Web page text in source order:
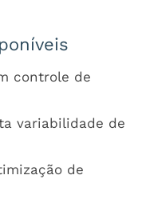
controle de
variabilidade de
de